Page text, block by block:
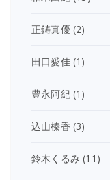
正鋳真優(2)
田口愛佳(1)
豊永阿紀(1)
込山榛香 (3)
鈴木くるみ (11)